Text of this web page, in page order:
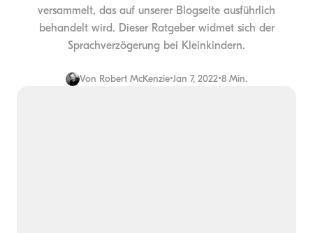
versammelt, das auf unserer Blogseite ausführlich
behandelt wird. Dieser Ratgeber widmet sich der
Sprachverzögerung bei Kleinkindern.
Von Robert McKenzie•Jan 7, 2022•8 Min.